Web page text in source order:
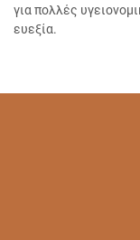
για πολλές
ευεξία.